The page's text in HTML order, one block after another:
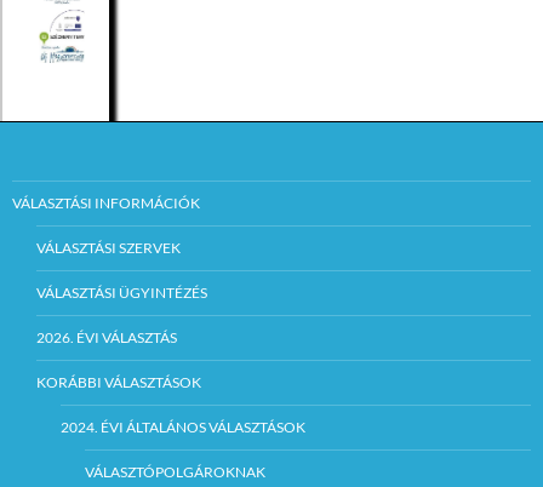
VÁLASZTÁSI INFORMÁCIÓK
VÁLASZTÁSI SZERVEK
VÁLASZTÁSI ÜGYINTÉZÉS
2026. ÉVI VÁLASZTÁS
KORÁBBI VÁLASZTÁSOK
2024. ÉVI ÁLTALÁNOS VÁLASZTÁSOK
VÁLASZTÓPOLGÁROKNAK